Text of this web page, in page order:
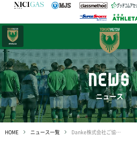
NEWS
ニュース
HOME ニュース一覧 Danke株式会社ご協賛スクールビブス着用開始のお知らせ